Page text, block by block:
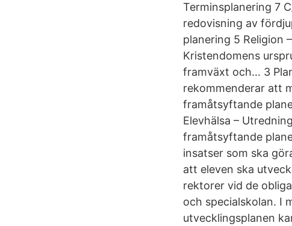
Terminsplanering 7
redovisning av
planering 5 Religion
Kristendomens
framväxt och… 3
rekommenderar att
framåtsyftande
Elevhälsa –
framåtsyftande
insatser som ska
att eleven ska
rektorer vid de
och specialskolan. I
utvecklingsplanen